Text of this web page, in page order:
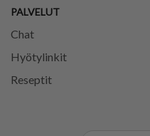
PALVELUT
Chat
Hyötylinkit
Reseptit